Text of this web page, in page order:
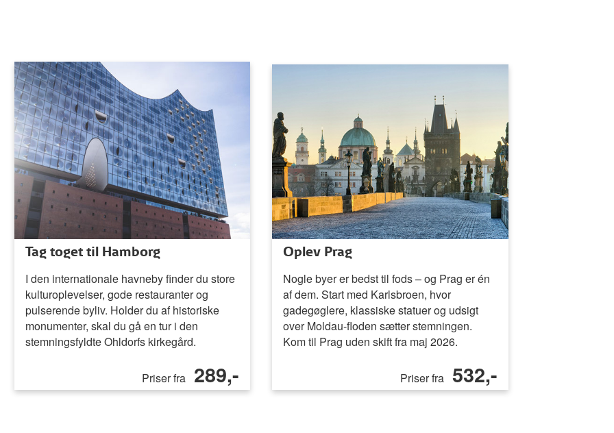
Tag toget til Hamborg
I den internationale havneby finder du store
kulturoplevelser, gode restauranter og
pulserende byliv. Holder du af historiske
monumenter, skal du gå en tur i den
stemningsfyldte Ohldorfs kirkegård.
Priser fra 289,-
Oplev Prag
Nogle byer er bedst til fods – og Prag er én
af dem. Start med Karlsbroen, hvor
gadegøglere, klassiske statuer og udsigt
over Moldau-floden sætter stemningen.
Kom til Prag uden skift fra maj 2026.
Priser fra 532,-